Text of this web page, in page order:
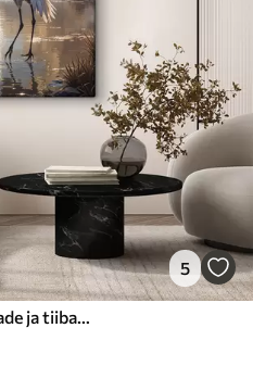
5
Kaks suurt halli, pikkade kaelade ja tiibadega kraanat, mis seisavad puudest ümbritsetud udujärves